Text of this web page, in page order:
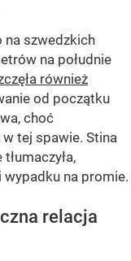
na szwedzkich
na południe
również
od początku
choć
tej spawie. Stina
na promie.
relacja